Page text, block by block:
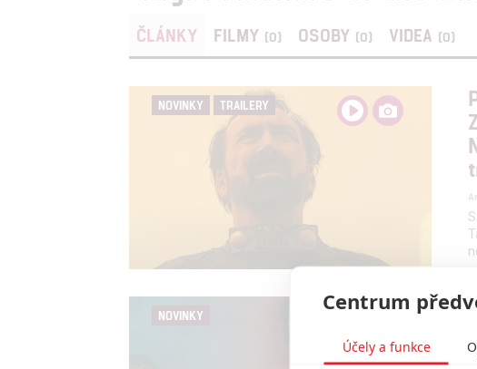
ČLÁNKY FILMY (0) OSOBY (0) VIDEA (0)
NOVINKY TRAILERY
NOVINKY
Centrum
Účely a funkce